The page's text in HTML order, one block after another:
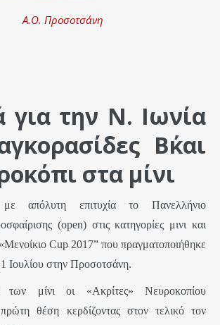
Α.Ο. Προσοτσάνη
για την Ν. Ιωνία
Β΄και
στα μίνι
απόλυτη επιτυχία το Πανελλήνιο
(open) στις κατηγορίες μινι και
Cup 2017” που πραγματοποιήθηκε
1 Ιουλίου στην Προσοτσάνη.
των μίνι οι «Ακρίτες» Νευροκοπίου
θέση κερδίζοντας στον τελικό τον